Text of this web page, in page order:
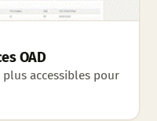
OAD
accessibles pour